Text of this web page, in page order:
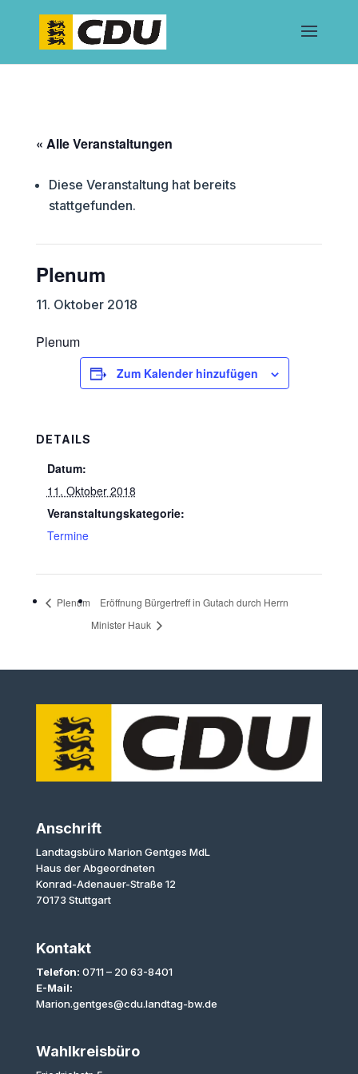
« Alle Veranstaltungen
Diese Veranstaltung hat bereits
stattgefunden.
Plenum
11. Oktober 2018
Plenum
Zum Kalender hinzufügen
DETAILS
Datum:
11. Oktober 2018
Veranstaltungskategorie:
Termine
Plenum
Eröffnung Bürgertreff in Gutach durch Herrn
Minister Hauk
Anschrift
Landtagsbüro Marion Gentges MdL
Haus der Abgeordneten
Konrad-Adenauer-Straße 12
70173 Stuttgart
Kontakt
Telefon: 0711 – 20 63-8401
E-Mail:
Marion.gentges@cdu.landtag-bw.de
Wahlkreisbüro